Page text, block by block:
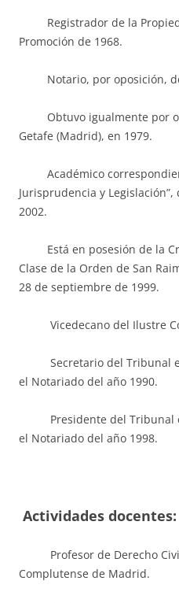
Registrador de la
Promoción de 1968.
Notario, por oposición,
Obtuvo igualmente por
Getafe (Madrid), en 1979.
Académico
Jurisprudencia y
2002.
Está en posesión de la
Clase de la Orden de San
28 de septiembre de 1999.
Vicedecano del Ilustre
Secretario del Tribunal
el Notariado del año 1990.
Presidente del Tribunal
el Notariado del año 1998.
Actividades docentes:
Profesor de Derecho Civil
Complutense de Madrid.